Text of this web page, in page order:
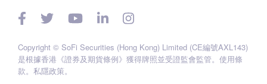
Copyright © SoFi Securities (Hong Kong) Limited (CE編號AXL143)
是根據香港《證券及期貨條例》獲得牌照並受證監會監管。 使用條
款。 私隱政策。